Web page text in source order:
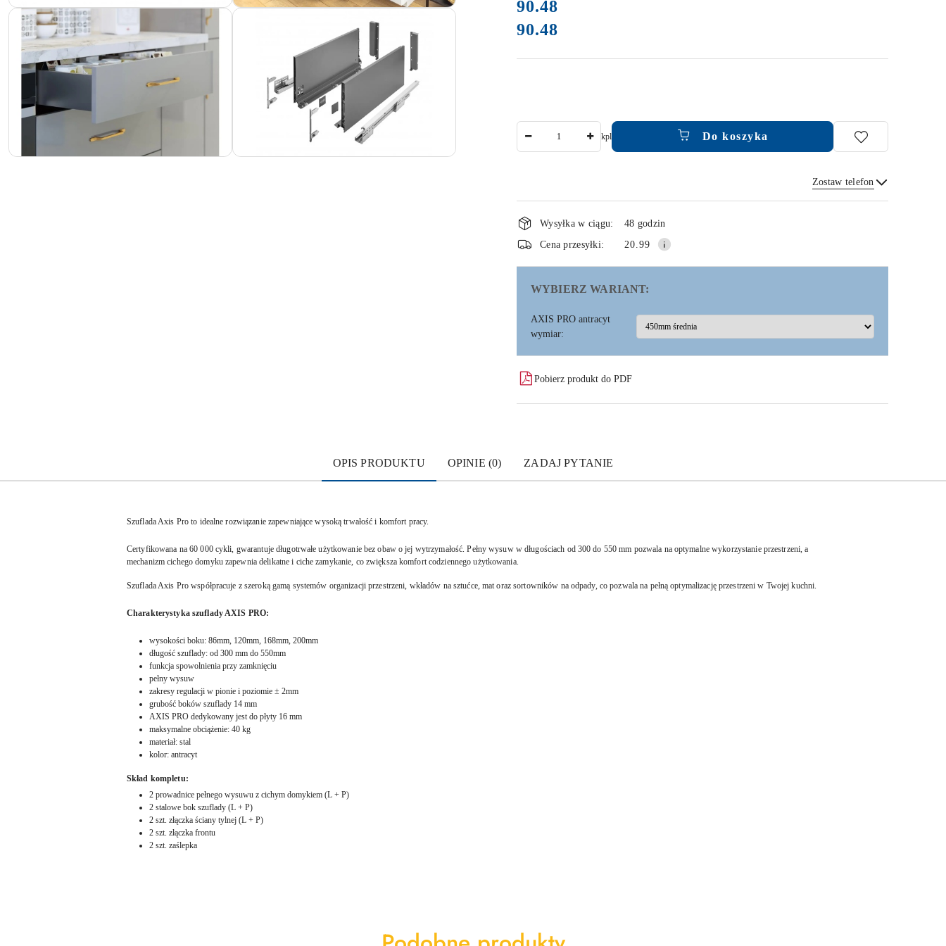
cena:
90.48
Cena:
90.48
kpl Do koszyka
Zostaw telefon
Wyślij
Dostępność
i
dostawa
Wysyłka w ciągu:
48 godzin
Cena przesyłki:
20.99
WYBIERZ WARIANT:
AXIS PRO antracyt
wymiar:
Pobierz produkt do PDF
OPIS PRODUKTU OPINIE (0) ZADAJ PYTANIE
Szuflada Axis Pro to idealne rozwiązanie zapewniające wysoką trwałość i komfort pracy.
Certyfikowana na 60 000 cykli, gwarantuje długotrwałe użytkowanie bez obaw o jej wytrzymałość. Pełny wysuw w długościach od 300 do 550 mm pozwala na optymalne wykorzystanie przestrzeni, a
mechanizm cichego domyku zapewnia delikatne i ciche zamykanie, co zwiększa komfort codziennego użytkowania.
Szuflada Axis Pro współpracuje z szeroką gamą systemów organizacji przestrzeni, wkładów na sztućce, mat oraz sortowników na odpady, co pozwala na pełną optymalizację przestrzeni w Twojej kuchni.
Charakterystyka szuflady AXIS PRO:
wysokości boku: 86mm, 120mm, 168mm, 200mm
długość szuflady: od 300 mm do 550mm
funkcja spowolnienia przy zamknięciu
pełny wysuw
zakresy regulacji w pionie i poziomie ± 2mm
grubość boków szuflady 14 mm
AXIS PRO dedykowany jest do płyty 16 mm
maksymalne obciążenie: 40 kg
materiał: stal
kolor: antracyt
Skład kompletu:
2 prowadnice pełnego wysuwu z cichym domykiem (L + P)
2 stalowe bok szuflady (L + P)
2 szt. złączka ściany tylnej (L + P)
2 szt. złączka frontu
2 szt. zaślepka